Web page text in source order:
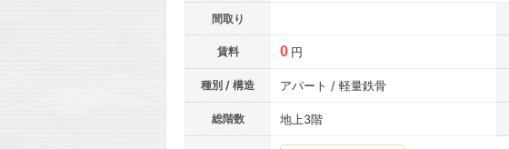
間取り
賃料 0 円
種別 / 構造 アパート / 軽量鉄骨
総階数 地上3階